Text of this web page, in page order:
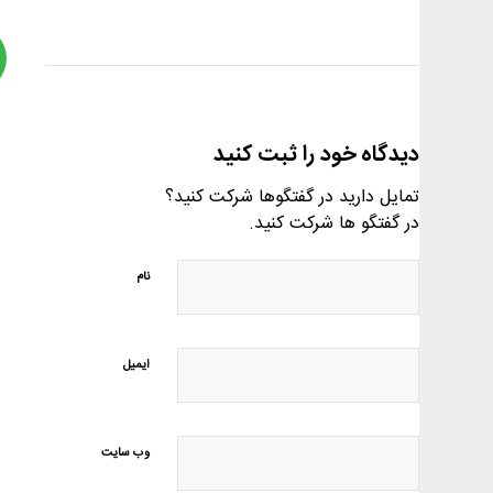
دیدگاه خود را ثبت کنید
تمایل دارید در گفتگوها شرکت کنید؟
در گفتگو ها شرکت کنید.
نام
ایمیل
وب‌ سایت